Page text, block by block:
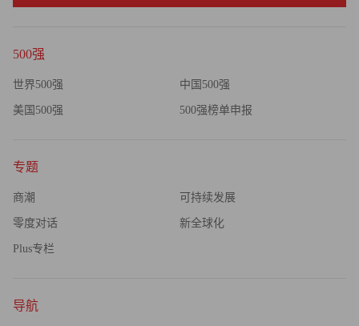
500强
世界500强 中国500强
美国500强 500强榜单申报
专题
商潮 可持续发展
零度对话 新全球化
Plus专栏
导航